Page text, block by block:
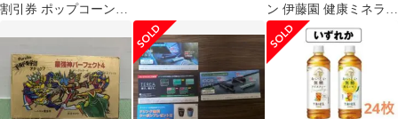
割引券 ポップコーン引
ン 伊藤園 健康ミネラル
黒豆麦茶 無料引換券26
枚